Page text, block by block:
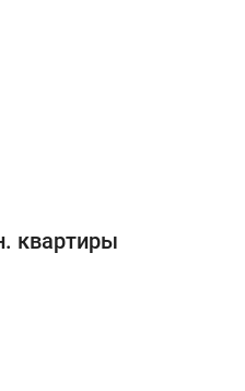
квартиры